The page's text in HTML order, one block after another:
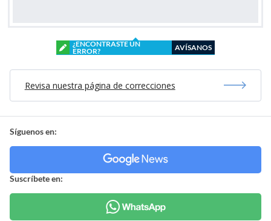
¿ENCONTRASTE UN
ERROR?
AVÍSANOS
Revisa nuestra página de correcciones
Síguenos en:
Suscríbete en: